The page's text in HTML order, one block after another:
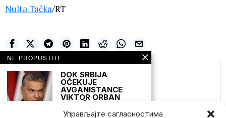
Управљајте сагласностима
Nulta Tačka/RT
Milena Stojaković
NE PROPUSTITE
DOK SRBIJA
OČEKUJE
AVGANISTANCE
VIKTOR ORBAN
PRIMI ONAJ KO IM JE